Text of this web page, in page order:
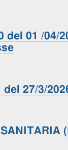
del 01 /04/
27/3/